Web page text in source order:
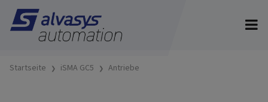
Startseite iSMA GC5 Antriebe